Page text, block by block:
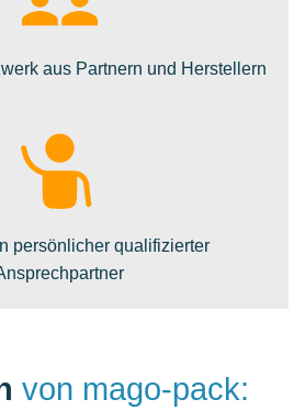
aus Partnern und Herstellern
persönlicher qualifizierter
von mago-pack: